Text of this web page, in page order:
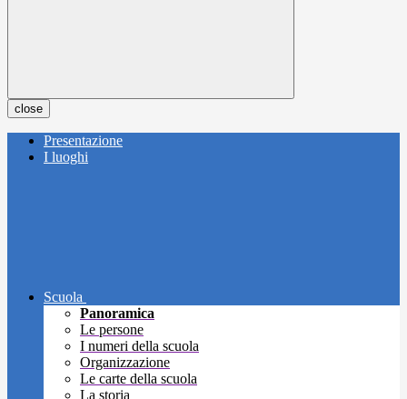
close
Presentazione
I luoghi
Scuola
Panoramica
Le persone
I numeri della scuola
Organizzazione
Le carte della scuola
La storia